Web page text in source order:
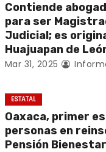
Contiende
para ser
Judicial; es
Huajuapan de
Mar 31, 2025
ESTATAL
Oaxaca, primer
personas en
Pensión Bienestar